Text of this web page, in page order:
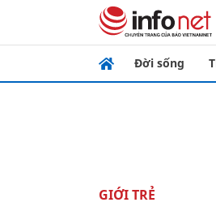
Đời sống
GIỚI TRẺ